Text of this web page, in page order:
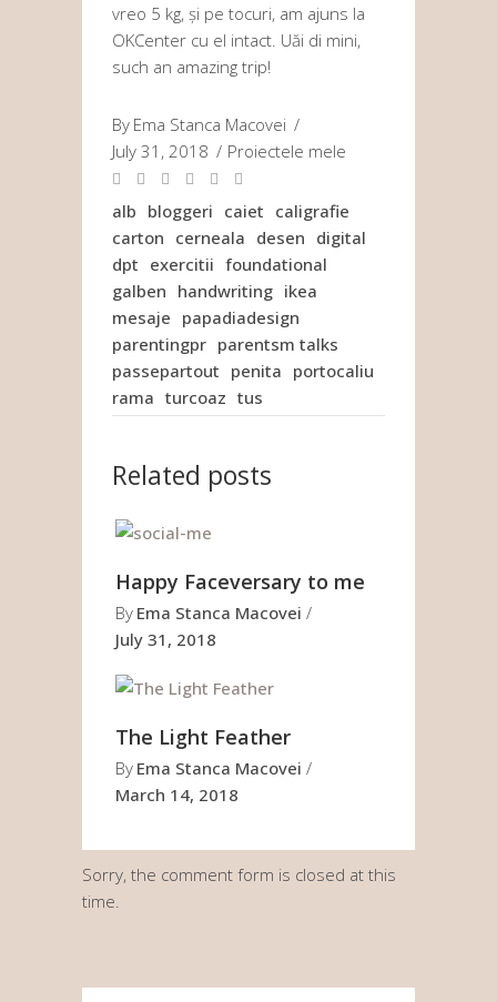
vreo 5 kg, și pe tocuri, am ajuns la
OKCenter cu el intact. Uăi di mini,
such an amazing trip!
By Ema Stanca Macovei
July 31, 2018
Proiectele mele
alb bloggeri caiet caligrafie
carton cerneala desen digital
dpt exercitii foundational
galben handwriting ikea
mesaje papadiadesign
parentingpr parentsm talks
passepartout penita portocaliu
rama turcoaz tus
Related posts
Happy Faceversary to me
By Ema Stanca Macovei
July 31, 2018
The Light Feather
By Ema Stanca Macovei
March 14, 2018
Sorry, the comment form is closed at this
time.